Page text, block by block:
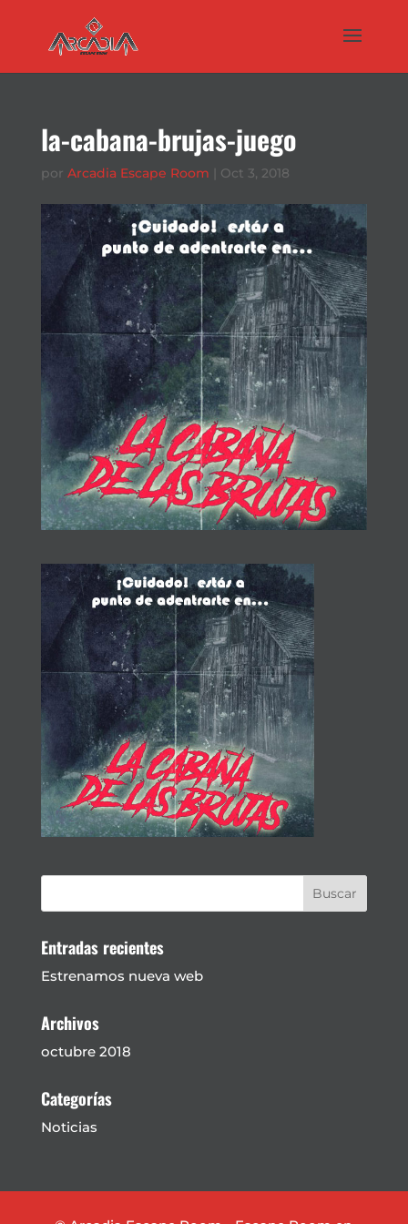
la-cabana-brujas-juego
por Arcadia Escape Room | Oct 3, 2018
Entradas recientes
Estrenamos nueva web
Archivos
octubre 2018
Categorías
Noticias